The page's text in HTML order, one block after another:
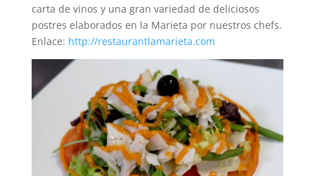
carta de vinos y una gran variedad de deliciosos
postres elaborados en la Marieta por nuestros chefs.
Enlace: http://restaurantlamarieta.com